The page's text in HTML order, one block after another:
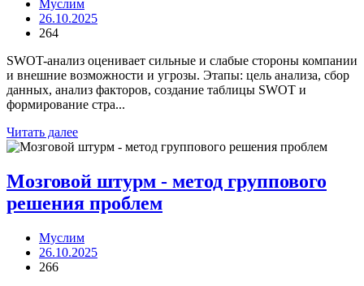
Муслим
26.10.2025
264
SWOT-анализ оценивает сильные и слабые стороны компании
и внешние возможности и угрозы. Этапы: цель анализа, сбор
данных, анализ факторов, создание таблицы SWOT и
формирование стра...
Читать далее
Мозговой штурм - метод группового
решения проблем
Муслим
26.10.2025
266